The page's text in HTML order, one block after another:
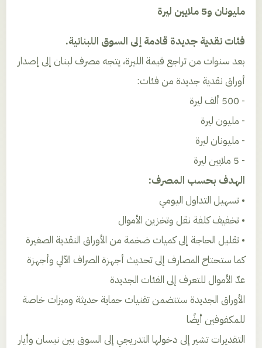
مليونان و5 ملايين ليرة
فئات نقدية جديدة قادمة إلى السوق اللبنانية.
بعد سنوات من تراجع قيمة الليرة، يتجه مصرف لبنان إلى إصدار
أوراق نقدية جديدة من فئات:
- 500 ألف ليرة
- مليون ليرة
- مليونان ليرة
- 5 ملايين ليرة
الهدف بحسب المصرف:
• تسهيل التداول اليومي
• تخفيف كلفة نقل وتخزين الأموال
• تقليل الحاجة إلى كميات ضخمة من الأوراق النقدية الصغيرة
كما ستحتاج المصارف إلى تحديث أجهزة الصراف الآلي وأجهزة
عدّ الأموال للتعرف إلى الفئات الجديدة
الأوراق الجديدة ستتضمن تقنيات حماية حديثة وميزات خاصة
للمكفوفين أيضًا
التقديرات تشير إلى دخولها التدريجي إلى السوق بين نيسان وأيار